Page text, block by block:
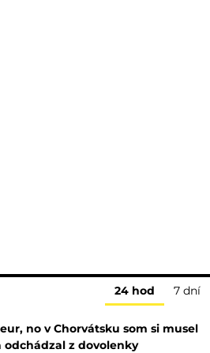
24 hod 7 dní
no v Chorvátsku som si musel
z dovolenky